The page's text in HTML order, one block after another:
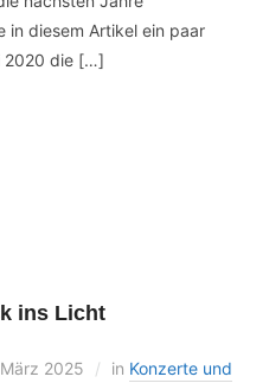
in diesem Artikel ein paar
2020 die […]
ins Licht
2025 in Konzerte und